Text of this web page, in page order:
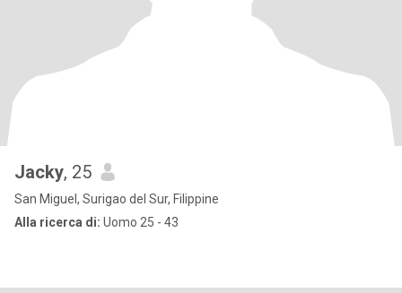
Jacky, 25
San Miguel, Surigao del Sur, Filippine
Alla ricerca di: Uomo 25 - 43